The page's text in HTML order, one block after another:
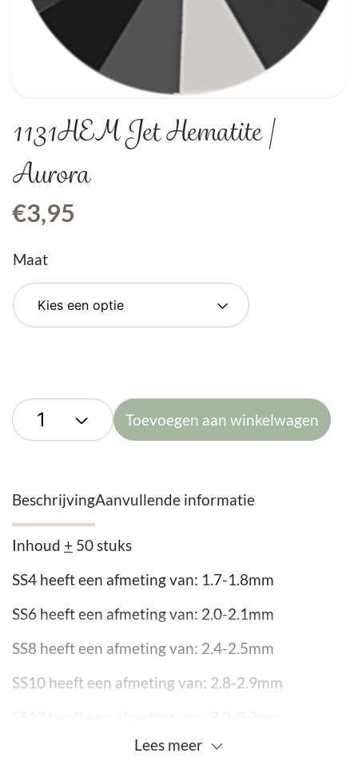
1131HEM Jet Hematite |
Aurora
€3,95
Maat
Toevoegen aan winkelwagen
BeschrijvingAanvullende informatie
Inhoud + 50 stuks
SS4 heeft een afmeting van: 1.7-1.8mm
SS6 heeft een afmeting van: 2.0-2.1mm
SS8 heeft een afmeting van: 2.4-2.5mm
SS10 heeft een afmeting van: 2.8-2.9mm
SS16 ss16 heeft een afmeting van: 3.8-4.0mm
Lees meer